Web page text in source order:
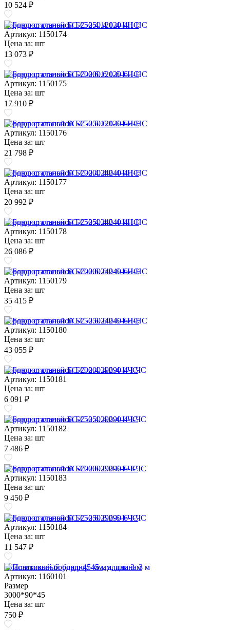
10 524 ₽
Бордюр стальной БС-250.4.120-4-I-НС
Артикул: 1150174
Цена за: шт
13 073 ₽
Бордюр стальной БС-200.6.120-6-I-НС
Артикул: 1150175
Цена за: шт
17 910 ₽
Бордюр стальной БС-250.6.120-6-I-НС
Артикул: 1150176
Цена за: шт
21 798 ₽
Бордюр стальной БС-200.4.240-4-I-НС
Артикул: 1150177
Цена за: шт
20 992 ₽
Бордюр стальной БС-250.4.240-4-I-НС
Артикул: 1150178
Цена за: шт
26 086 ₽
Бордюр стальной БС-200.6.240-6-I-НС
Артикул: 1150179
Цена за: шт
35 415 ₽
Бордюр стальной БС-250.6.240-6-I-НС
Артикул: 1150180
Цена за: шт
43 055 ₽
Бордюр стальной БС-200.4.290-4-I-ЧС
Артикул: 1150181
Цена за: шт
6 091 ₽
Бордюр стальной БС-250.4.290-4-I-ЧС
Артикул: 1150182
Цена за: шт
7 486 ₽
Бордюр стальной БС-200.6.290-6-I-ЧС
Артикул: 1150183
Цена за: шт
9 450 ₽
Бордюр стальной БС-250.6.290-6-I-ЧС
Артикул: 1150184
Цена за: шт
11 547 ₽
Пластиковый бордюр 45 мм, длина 3 м
Артикул: 1160101
Размер
3000*90*45
Цена за: шт
750 ₽